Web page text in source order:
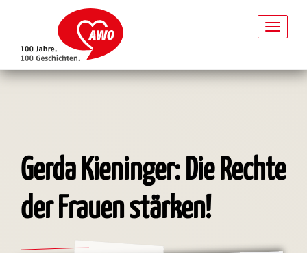
Gerda Kieninger: Die Rechte
der Frauen stärken!